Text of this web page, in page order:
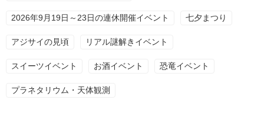
2026年9月19日～23日の連休開催イベント 七夕まつり
アジサイの見頃 リアル謎解きイベント
スイーツイベント お酒イベント 恐竜イベント
プラネタリウム・天体観測